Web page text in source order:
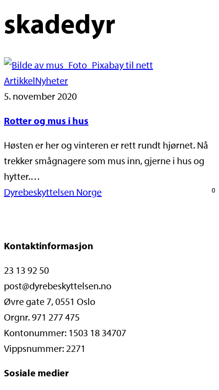
skadedyr
ArtikkelNyheter
5. november 2020
Rotter og mus i hus
Høsten er her og vinteren er rett rundt hjørnet. Nå
trekker smågnagere som mus inn, gjerne i hus og
hytter.…
Dyrebeskyttelsen Norge
0
Kontaktinformasjon
23 13 92 50
post@dyrebeskyttelsen.no
Øvre gate 7, 0551 Oslo
Orgnr. 971 277 475
Kontonummer: 1503 18 34707
Vippsnummer: 2271
Sosiale medier